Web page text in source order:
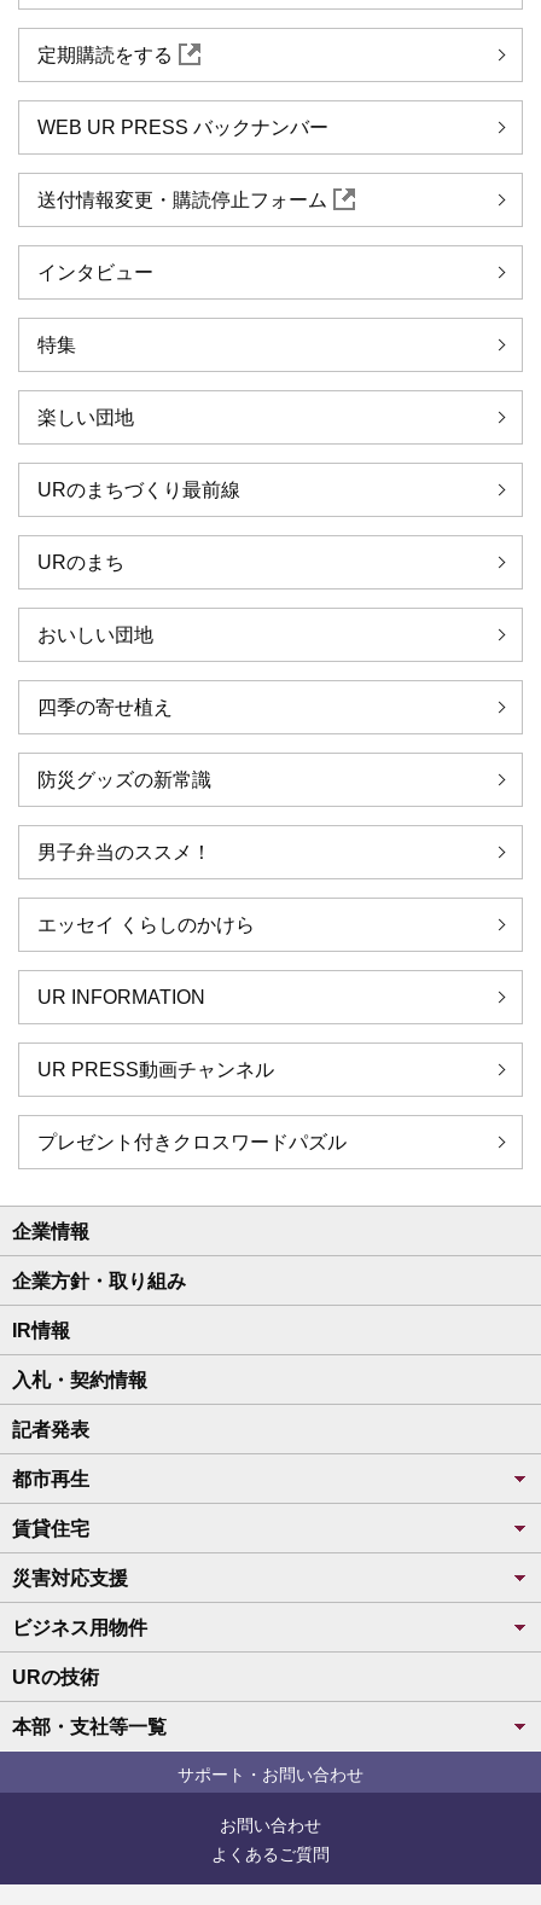
定期購読をする
WEB UR PRESS バックナンバー
送付情報変更・購読停止フォーム
インタビュー
特集
楽しい団地
URのまちづくり最前線
URのまち
おいしい団地
四季の寄せ植え
防災グッズの新常識
男子弁当のススメ！
エッセイ くらしのかけら
UR INFORMATION
UR PRESS動画チャンネル
プレゼント付きクロスワードパズル
企業情報
企業方針・取り組み
IR情報
入札・契約情報
記者発表
都市再生
賃貸住宅
災害対応支援
ビジネス用物件
URの技術
本部・支社等一覧
サポート・お問い合わせ
お問い合わせ
よくあるご質問